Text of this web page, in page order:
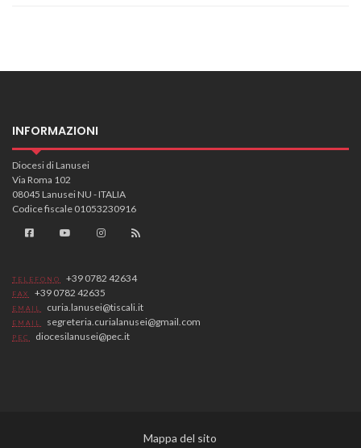
INFORMAZIONI
Diocesi di Lanusei
Via Roma 102
08045 Lanusei NU - ITALIA
Codice fiscale 01053230916
TELEFONO +39 0782 42634
FAX +39 0782 42635
EMAIL curia.lanusei@tiscali.it
EMAIL segreteria.curialanusei@gmail.com
PEC diocesilanusei@pec.it
Mappa del sito